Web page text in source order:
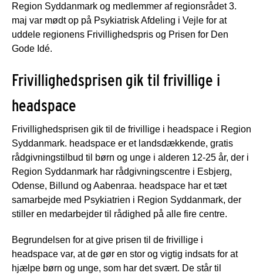
Region Syddanmark og medlemmer af regionsrådet 3.
maj var mødt op på Psykiatrisk Afdeling i Vejle for at
uddele regionens Frivillighedspris og Prisen for Den
Gode Idé.
Frivillighedsprisen gik til frivillige i
headspace
Frivillighedsprisen gik til de frivillige i headspace i Region
Syddanmark. headspace er et landsdækkende, gratis
rådgivningstilbud til børn og unge i alderen 12-25 år, der i
Region Syddanmark har rådgivningscentre i Esbjerg,
Odense, Billund og Aabenraa. headspace har et tæt
samarbejde med Psykiatrien i Region Syddanmark, der
stiller en medarbejder til rådighed på alle fire centre.
Begrundelsen for at give prisen til de frivillige i
headspace var, at de gør en stor og vigtig indsats for at
hjælpe børn og unge, som har det svært. De står til